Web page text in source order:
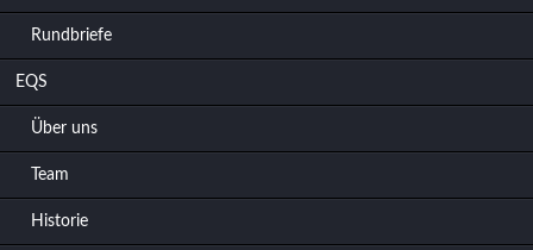
Rundbriefe
EQS
Über uns
Team
Historie